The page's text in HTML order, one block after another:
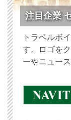
注目企業
トラベルボ
す。ロゴを
ーやニュー